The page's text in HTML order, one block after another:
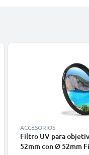
ACCESORIOS
Filtro UV para
52mm con Ø 52mm